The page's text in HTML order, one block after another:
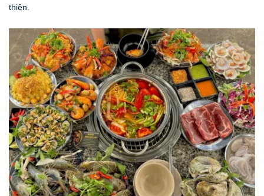
thiện.